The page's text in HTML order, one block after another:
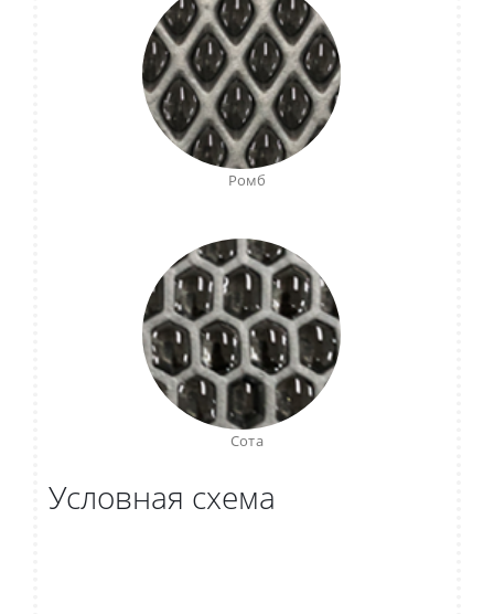
Ромб
Сота
Условная схема